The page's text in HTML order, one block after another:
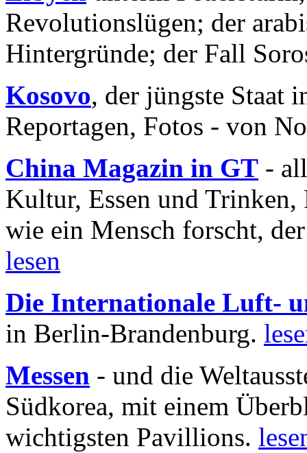
Revolutionslügen; der
Hintergründe; der Fall
Kosovo, der jüngste Staat
Reportagen, Fotos - von
China Magazin in GT -
Kultur, Essen und
wie ein Mensch forscht,
lesen
Die Internationale Luft-
in Berlin-Brandenburg.
Messen - und die
Südkorea, mit einem
wichtigsten Pavillions.